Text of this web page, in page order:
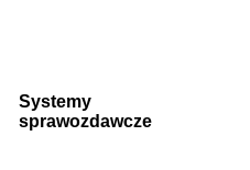
Systemy
sprawozdawcze